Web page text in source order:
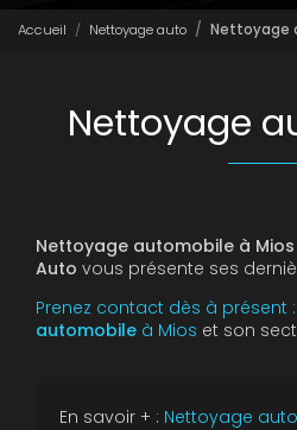
Accueil Nettoyage auto Nettoyage
Nettoyage
Nettoyage automobile à Mios
Auto vous présente ses
Prenez contact dès à présent :
automobile à Mios et son
En savoir + : Nettoyage